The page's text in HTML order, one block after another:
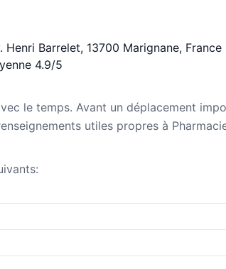
Barrelet, 13700 Marignane, France
4.9/5
le temps. Avant un déplacement
utiles propres à